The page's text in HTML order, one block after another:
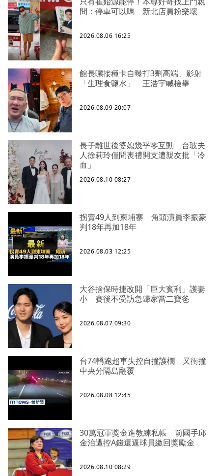
問：停車可以嗎 新北店員粉樂壞
2026.08.06 16:25
館長曬接種卡自曝打3劑高端、影射
「生理食鹽水」 王浩宇喊檢舉
2026.08.09 20:07
長子離世後婆媳幾乎零互動 台玻夫
人徐莉玲僅問喪禮開支遭親友批「冷
血」
2026.08.10 08:27
拐賣49人到柬埔寨 角頭演員李振豪
判18年再加18年
2026.08.03 12:25
大谷捨保時捷改開「巨大賓利」護妻
小 賽後不受訪急歸家當二寶爸
2026.08.07 09:30
台74轎跑超車失控自撞護欄 又衝撞
中央分隔島翻覆
2026.08.08 12:45
30萬冠軍獎金進教練私帳 前國手邱
金治遭控A錢還逼球員繳回獎勵金
2026.08.10 08:29